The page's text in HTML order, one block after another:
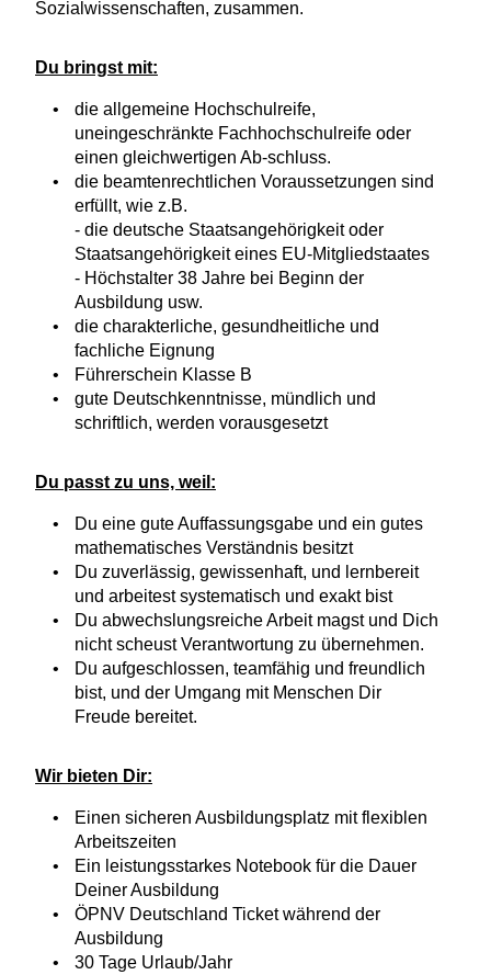
Sozialwissenschaften, zusammen.
Du bringst mit:
die allgemeine Hochschulreife,
uneingeschränkte Fachhochschulreife oder
einen gleichwertigen Ab-schluss.
die beamtenrechtlichen Voraussetzungen sind
erfüllt, wie z.B.
- die deutsche Staatsangehörigkeit oder
Staatsangehörigkeit eines EU-Mitgliedstaates
- Höchstalter 38 Jahre bei Beginn der
Ausbildung usw.
die charakterliche, gesundheitliche und
fachliche Eignung
Führerschein Klasse B
gute Deutschkenntnisse, mündlich und
schriftlich, werden vorausgesetzt
Du passt zu uns, weil:
Du eine gute Auffassungsgabe und ein gutes
mathematisches Verständnis besitzt
Du zuverlässig, gewissenhaft, und lernbereit
und arbeitest systematisch und exakt bist
Du abwechslungsreiche Arbeit magst und Dich
nicht scheust Verantwortung zu übernehmen.
Du aufgeschlossen, teamfähig und freundlich
bist, und der Umgang mit Menschen Dir
Freude bereitet.
Wir bieten Dir:
Einen sicheren Ausbildungsplatz mit flexiblen
Arbeitszeiten
Ein leistungsstarkes Notebook für die Dauer
Deiner Ausbildung
ÖPNV Deutschland Ticket während der
Ausbildung
30 Tage Urlaub/Jahr